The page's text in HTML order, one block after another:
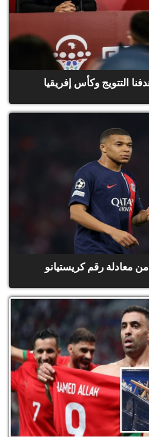
التتويج وكأس إفريقيا
معادلة رقم كريستيانو